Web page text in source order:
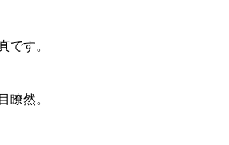
です。
瞭然。